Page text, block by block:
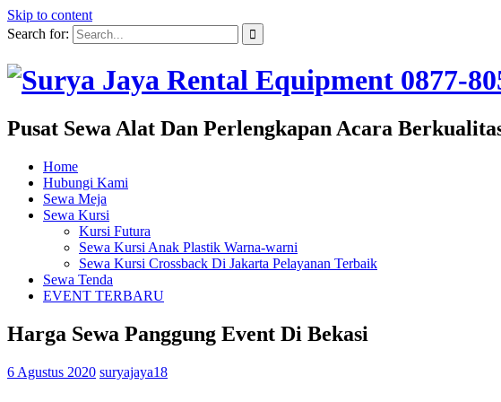
Skip to content
Search for:
Pusat Sewa Alat Dan Perlengkapan Acara
Home
Hubungi Kami
Sewa Meja
Sewa Kursi
Kursi Futura
Sewa Kursi Anak Plastik Warna-warni
Sewa Kursi Crossback Di Jakarta Pelayanan Terbaik
Sewa Tenda
EVENT TERBARU
Harga Sewa Panggung Event Di Bekasi
6 Agustus 2020 suryajaya18